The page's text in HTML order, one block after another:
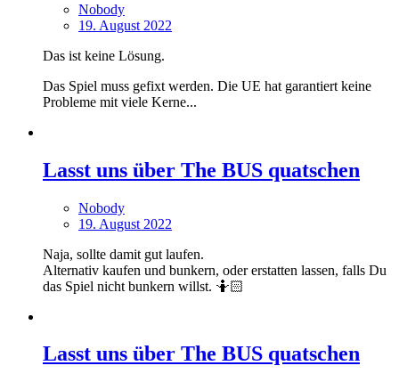
Nobody
19. August 2022
Das ist keine Lösung.
Das Spiel muss gefixt werden. Die UE hat garantiert keine
Probleme mit viele Kerne...
Lasst uns über The BUS quatschen
Nobody
19. August 2022
Naja, sollte damit gut laufen.
Alternativ kaufen und bunkern, oder erstatten lassen, falls Du
das Spiel nicht bunkern willst. 🤷🏻
Lasst uns über The BUS quatschen